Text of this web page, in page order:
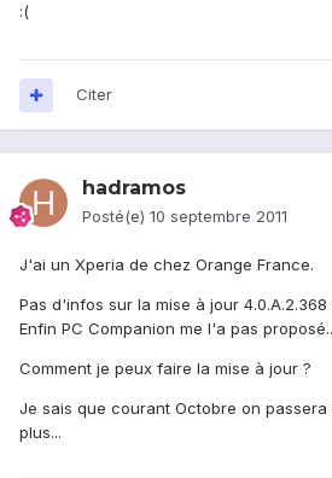
:(
Citer
hadramos
Posté(e) 10 septembre 2011
J'ai un Xperia de chez Orange France.
Pas d'infos sur la mise à jour
Enfin PC Companion me l'a pas
Comment je peux faire la mise à jour ?
Je sais que courant Octobre on passera
plus...